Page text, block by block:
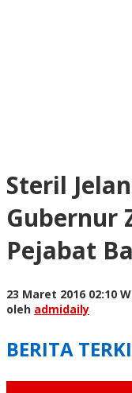
Steril
Gubernur
Pejabat
23 Maret 2016 02:10
oleh admidaily
BERITA